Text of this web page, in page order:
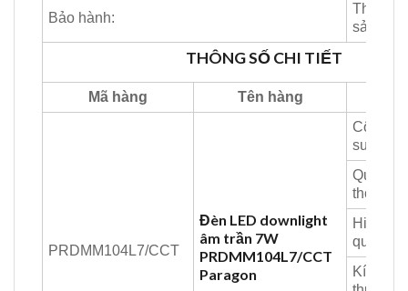
Bảo hành:
Theo
sản
THÔNG SỐ CHI TIẾT
Mã hàng Tên hàng
PRDMM104L7/CCT
Đèn LED downlight
âm trần 7W
PRDMM104L7/CCT
Paragon
Công
suất:
Quang
thông:
Hiệu
quang:
Kích